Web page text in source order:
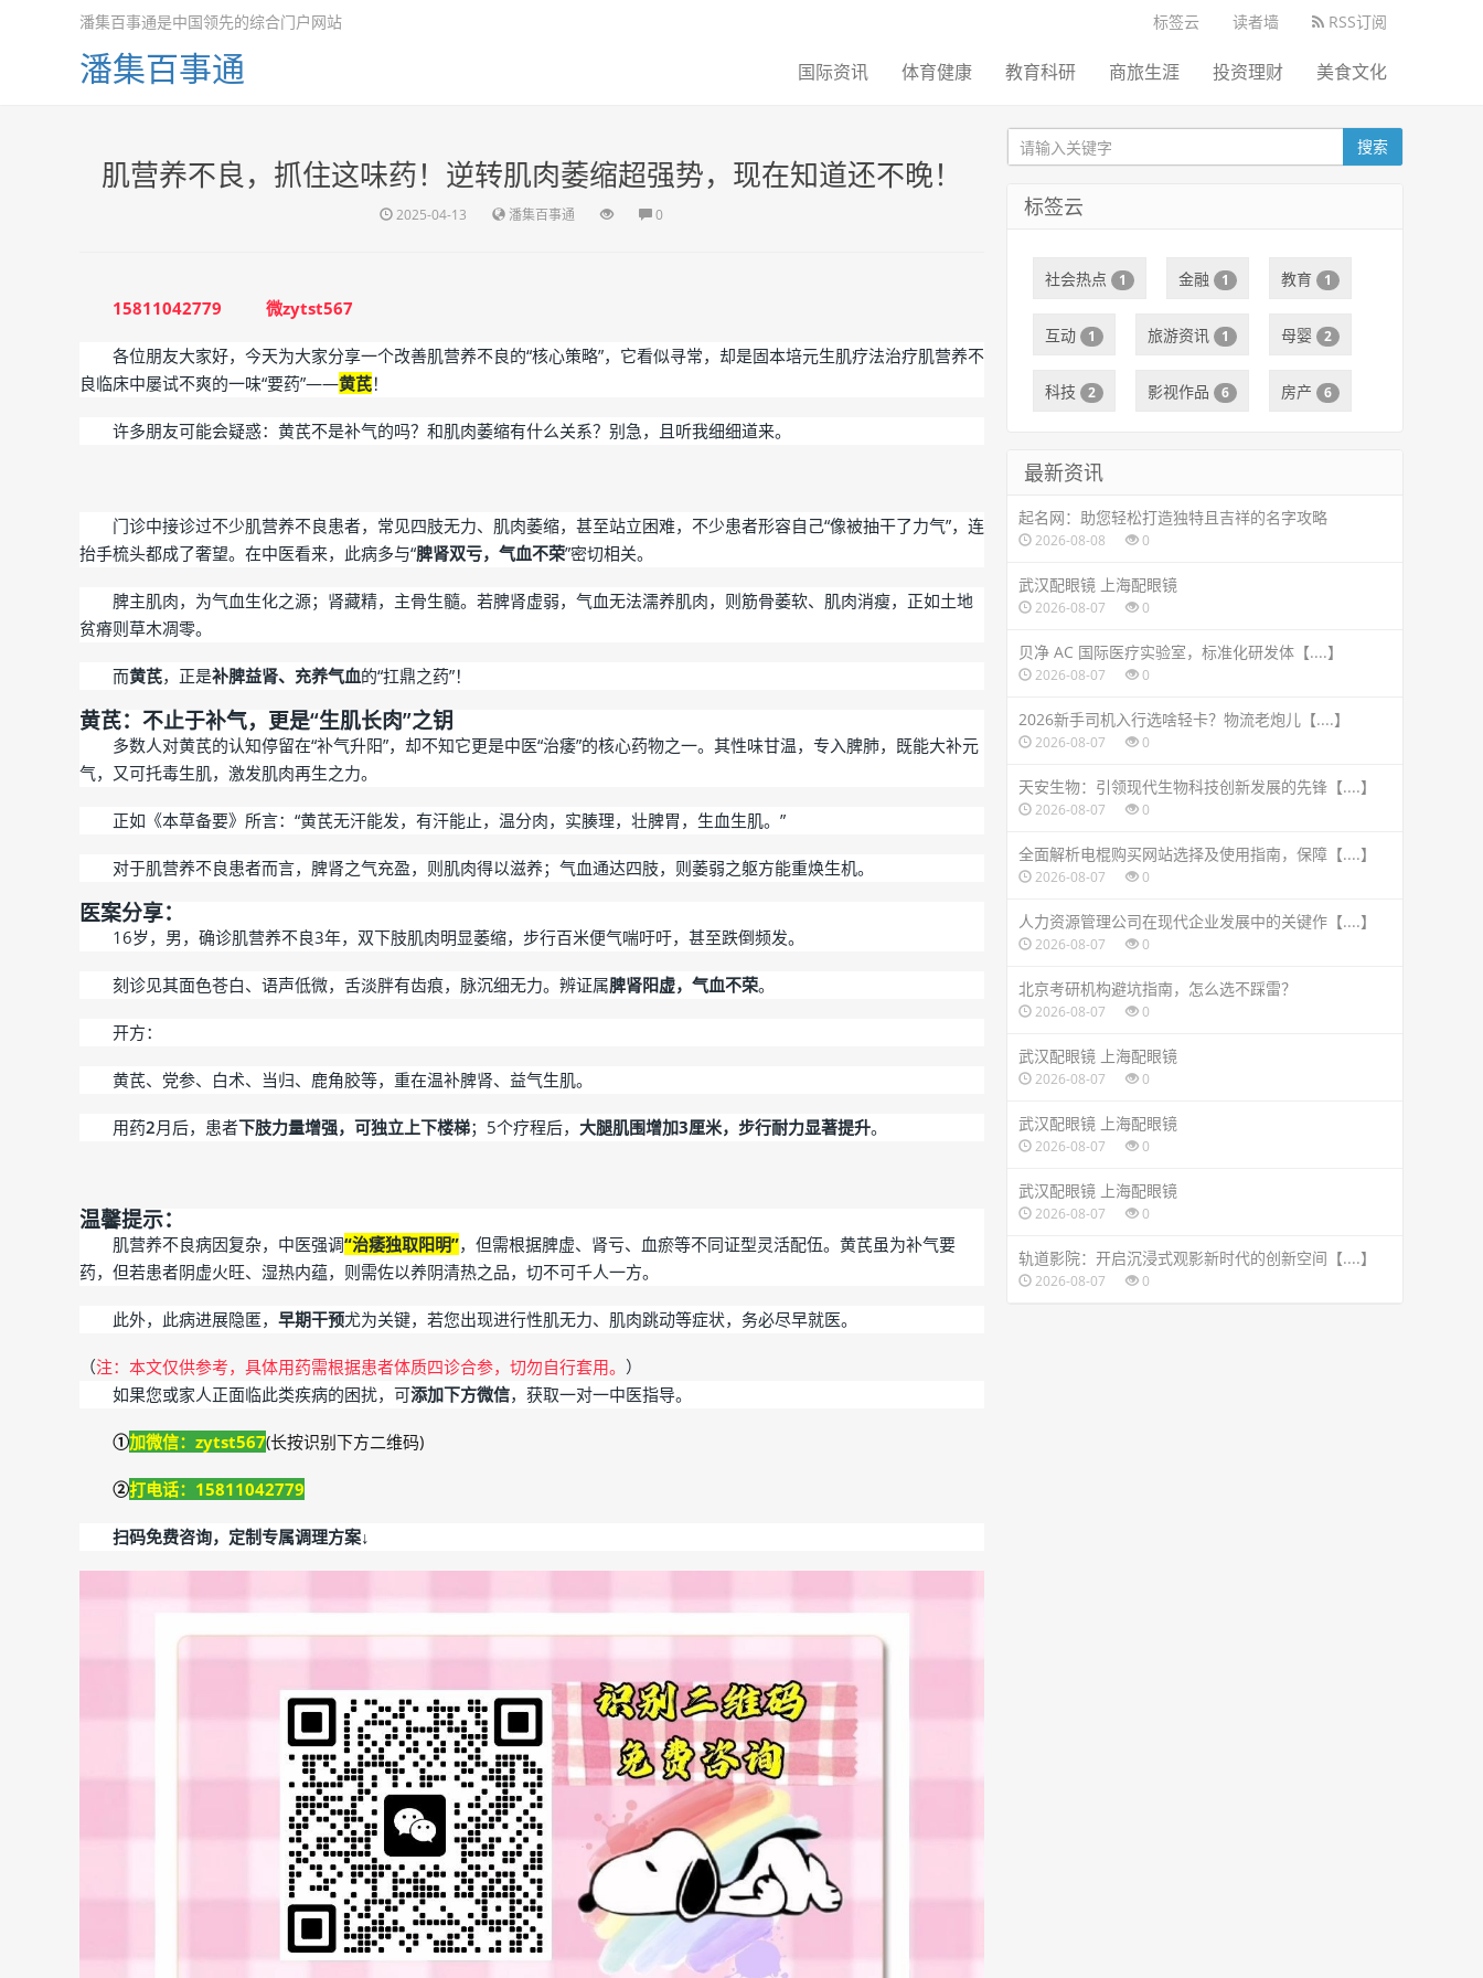
标签云 读者墙 RSS订阅
潘集百事通是中国领先的综合门户网站
潘集百事通 国际资讯 体育健康 教育科研 商旅生涯 投资理财 美食文化
肌营养不良，抓住这味药！逆转肌肉萎缩超强势，现在知道还不晚！
2025-04-13 潘集百事通 0
15811042779 微zytst567
各位朋友大家好，今天为大家分享一个改善肌营养不良的“核心策略”，它看似寻常，却是固本培元生肌疗法治疗肌营养不
良临床中屡试不爽的一味“要药”——黄芪！
许多朋友可能会疑惑：黄芪不是补气的吗？和肌肉萎缩有什么关系？别急，且听我细细道来。
门诊中接诊过不少肌营养不良患者，常见四肢无力、肌肉萎缩，甚至站立困难，不少患者形容自己“像被抽干了力气”，连
抬手梳头都成了奢望。在中医看来，此病多与“脾肾双亏，气血不荣”密切相关。
脾主肌肉，为气血生化之源；肾藏精，主骨生髓。若脾肾虚弱，气血无法濡养肌肉，则筋骨萎软、肌肉消瘦，正如土地
贫瘠则草木凋零。
而黄芪，正是补脾益肾、充养气血的“扛鼎之药”！
黄芪：不止于补气，更是“生肌长肉”之钥
多数人对黄芪的认知停留在“补气升阳”，却不知它更是中医“治痿”的核心药物之一。其性味甘温，专入脾肺，既能大补元
气，又可托毒生肌，激发肌肉再生之力。
正如《本草备要》所言：“黄芪无汗能发，有汗能止，温分肉，实腠理，壮脾胃，生血生肌。”
对于肌营养不良患者而言，脾肾之气充盈，则肌肉得以滋养；气血通达四肢，则萎弱之躯方能重焕生机。
医案分享：
16岁，男，确诊肌营养不良3年，双下肢肌肉明显萎缩，步行百米便气喘吁吁，甚至跌倒频发。
刻诊见其面色苍白、语声低微，舌淡胖有齿痕，脉沉细无力。 辨证属脾肾阳虚，气血不荣。
开方：
黄芪、党参、白术、当归、鹿角胶等，重在温补脾肾、益气生肌。
用药2月后，患者下肢力量增强，可独立上下楼梯；5个疗程后， 大腿肌围增加3厘米，步行耐力显著提升。
温馨提示：
肌营养不良病因复杂，中医强调“治痿独取阳明”，但需根据脾虚、肾亏、血瘀等不同证型灵活配伍。黄芪虽为补气要
药，但若患者阴虚火旺、湿热内蕴，则需佐以养阴清热之品，切不可千人一方。
此外，此病进展隐匿， 早期干预尤为关键，若您出现进行性肌无力、肌肉跳动等症状，务必尽早就医。
（注：本文仅供参考，具体用药需根据患者体质四诊合参，切勿自行套用。 ）
如果您或家人正面临此类疾病的困扰，可添加下方微信，获取一对一中医指导。
①加微信：zytst567(长按识别下方二维码)
②打电话：15811042779
扫码免费咨询，定制专属调理方案↓
搜索
标签云
社会热点 1 金融 1 教育 1
互动 1 旅游资讯 1 母婴 2
科技 2 影视作品 6 房产 6
最新资讯
起名网：助您轻松打造独特且吉祥的名字攻略
2026-08-08 0
武汉配眼镜 上海配眼镜
2026-08-07 0
贝净 AC 国际医疗实验室，标准化研发体【....】
2026-08-07 0
2026新手司机入行选啥轻卡？物流老炮儿【....】
2026-08-07 0
天安生物：引领现代生物科技创新发展的先锋【....】
2026-08-07 0
全面解析电棍购买网站选择及使用指南，保障【....】
2026-08-07 0
人力资源管理公司在现代企业发展中的关键作【....】
2026-08-07 0
北京考研机构避坑指南，怎么选不踩雷？
2026-08-07 0
武汉配眼镜 上海配眼镜
2026-08-07 0
武汉配眼镜 上海配眼镜
2026-08-07 0
武汉配眼镜 上海配眼镜
2026-08-07 0
轨道影院：开启沉浸式观影新时代的创新空间【....】
2026-08-07 0